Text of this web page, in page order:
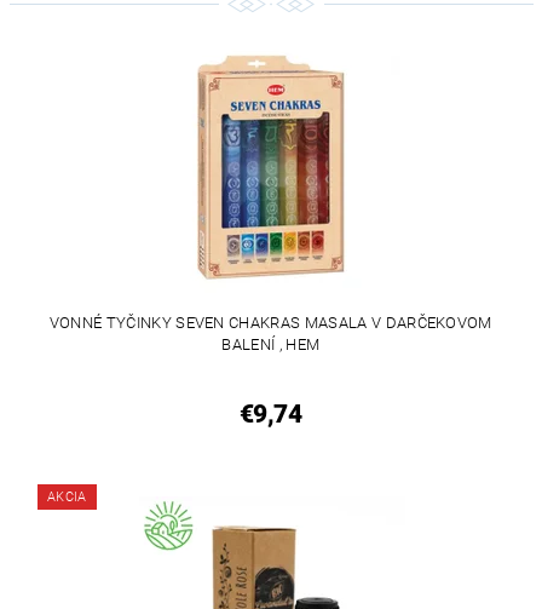
VONNÉ TYČINKY SEVEN CHAKRAS MASALA V DARČEKOVOM
BALENÍ , HEM
€9,74
AKCIA